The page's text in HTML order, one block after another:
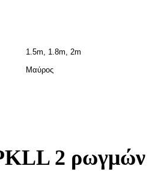
1.5m, 1.8m, 2m
Μαύρος
2 ρωγμών